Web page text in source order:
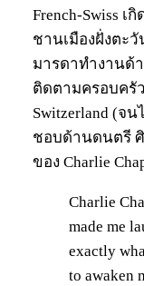
French-Swiss เกิ
ชานเมืองฝั่งตะ
มารดาทำงานด้
ติดตามครอบครั
Switzerland (จ
ชอบด้านดนตรี
ของ Charlie
Charlie
made me
exactly
to awaken